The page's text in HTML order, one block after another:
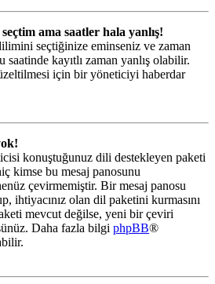
ama saatler hala yanlış!
seçtiğinize eminseniz ve zaman
saatinde kayıtlı zaman yanlış olabilir.
için bir yöneticiyi haberdar
konuştuğunuz dili destekleyen paketi
kimse bu mesaj panosunu
çevirmemiştir. Bir mesaj panosu
ihtiyacınız olan dil paketini kurmasını
mevcut değilse, yeni bir çeviri
Daha fazla bilgi phpBB®